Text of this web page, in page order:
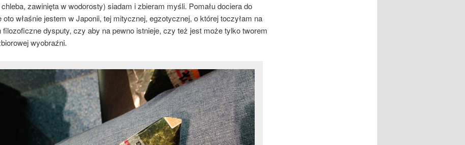
zawinięta w wodorosty) siadam i zbieram myśli. Pomału dociera do
oto właśnie jestem w Japonii, tej mitycznej, egzotycznej, o której toczyłam na
filozoficzne dysputy, czy aby na pewno istnieje, czy też jest może tylko tworem
wyobraźni.